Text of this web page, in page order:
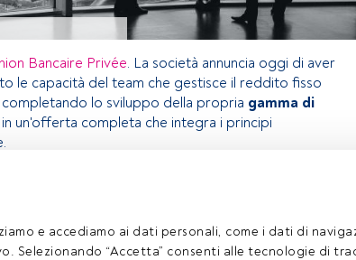
e accediamo ai dati personali, come i dati di
Selezionando “Accetta” consenti alle tecnologie di
Bancaire Privée. La società annuncia oggi di aver
le capacità del team che gestisce il reddito fisso
lo sviluppo della propria gamma di
in un'offerta completa che integra i principi
Se non hai ancora un account, ti invitiamo a
che FundsPeople ha da offrire.